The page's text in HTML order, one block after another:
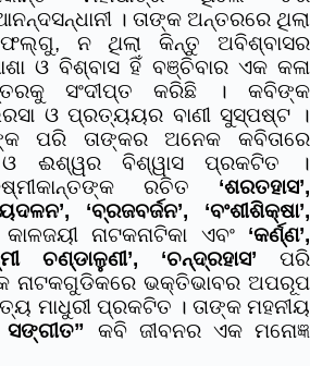
। ତାଙ୍କ ଅନ୍ତରରେ ଥିଲା
ଫଲ୍ଗୁ, ନ ଥିଲା କିନ୍ତୁ ଅବିଶ୍ବାସର
ଓ ବିଶ୍ବାସ ହିଁ ବଞ୍ଚିବାର ଏକ କଳା
ସଂଦୀପ୍ତ କରିଛି । କବିଙ୍କ
ଓ ପ୍ରତ୍ୟୟର ବାଣୀ ସୁସ୍ପଷ୍ଟ ।
ପରି ତାଙ୍କର ଅନେକ କବିତାରେ
ଈଶ୍ୱର ବିଶ୍ୱାସ ପ୍ରକଟିତ ।
ରଚିତ ‘ଶରତହାସ’,
‘ବ୍ରଜବର୍ଜନ’, ‘ବଂଶୀଶିକ୍ଷା’,
ନାଟକନାଟିକା ଏବଂ ‘କର୍ଣ୍ଣ’,
ଚଣ୍ଡାଳୁଣୀ’, ‘ଚନ୍ଦ୍ରହାସ’ ପରି
ନାଟକଗୁଡିକରେ ଭକ୍ତିଭାବର ଅପରୂପ
ମାଧୁରୀ ପ୍ରକଟିତ । ତାଙ୍କ ମହନୀୟ
ସଙ୍ଗୀତ” କବି ଜୀବନର ଏକ ମନୋଜ୍ଞ